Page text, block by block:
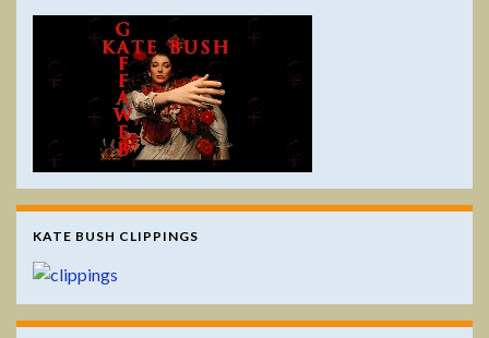
KATE BUSH CLIPPINGS